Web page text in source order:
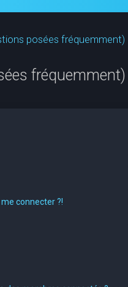
posées fréquemment)
fréquemment)
connecter ?!